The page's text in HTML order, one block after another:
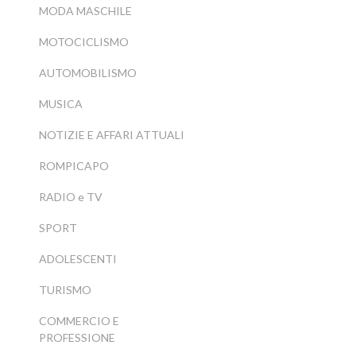
MODA MASCHILE
MOTOCICLISMO
AUTOMOBILISMO
MUSICA
NOTIZIE E AFFARI ATTUALI
ROMPICAPO
RADIO e TV
SPORT
ADOLESCENTI
TURISMO
COMMERCIO E
PROFESSIONE